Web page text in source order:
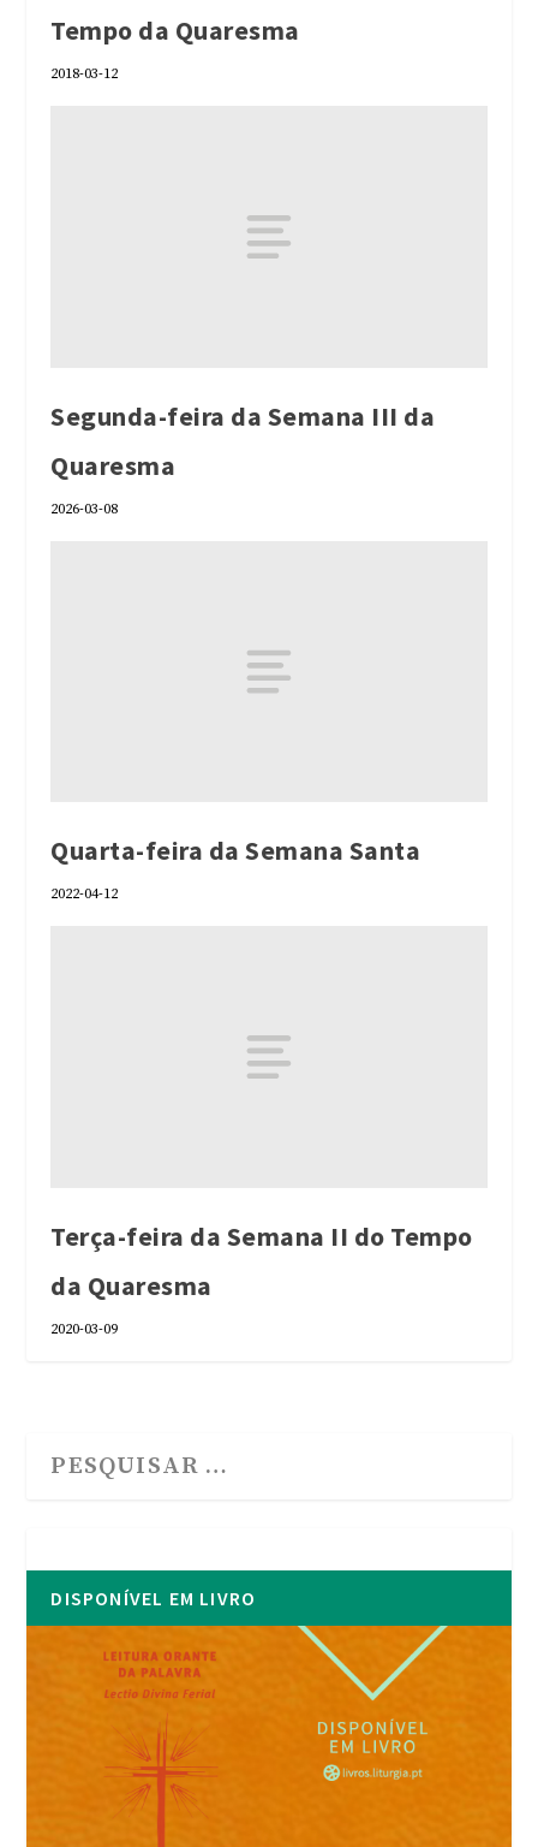
Tempo da Quaresma
2018-03-12
Segunda-feira da Semana III da
Quaresma
2026-03-08
Quarta-feira da Semana Santa
2022-04-12
Terça-feira da Semana II do Tempo
da Quaresma
2020-03-09
DISPONÍVEL EM LIVRO